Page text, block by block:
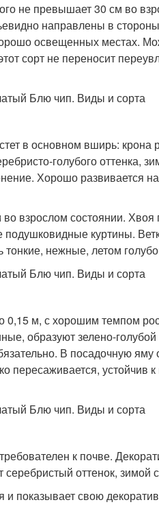
не превышает 30 см во
направлены в
освещенных местах.
сорт не переносит
в основном вширь: крона
голубого оттенка,
Хорошо развивается
взрослом состоянии. Хвоя
куртины.
тонкие, нежные, летом
0,15 м, с хорошим темпом
образуют зелено-
В посадочную яму
пересаживается, устойчив
к почве.
оттенок, зимой
показывает свою